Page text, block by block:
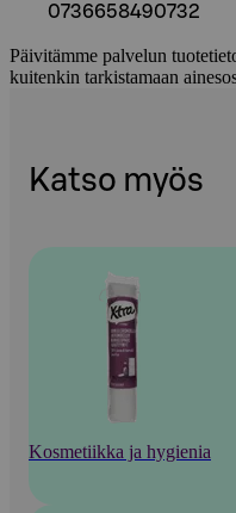
0736658490732
Päivitämme palvelun
kuitenkin tarkistamaan
Katso myös
Kosmetiikka ja hygienia